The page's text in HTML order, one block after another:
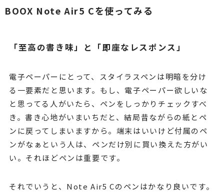
BOOX Note Air5 Cを使ってみる
「至高の書き味」と「即座なレスポンス」
電子ペーパーにとって、スタイラスペンは明暗を分け
る一要素だと思います。もし、電子ペーパー欲しいな
と思ってる人がいたら、ペンをしっかりチェックすべ
き。書き心地がいまいちだと、結局昔ながらの紙とペ
ンに戻ってしまいますから。端末はいいけど付属のペ
ンがなぁという人は、ペンだけ別に買い換えた方がい
い。それほどペンは重要です。
それでいうと、Note Air5 Cのペンはかなり良いです。